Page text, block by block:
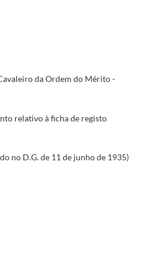
da Ordem do Mérito -
relativo à ficha de registo
no D.G. de 11 de junho de 1935)